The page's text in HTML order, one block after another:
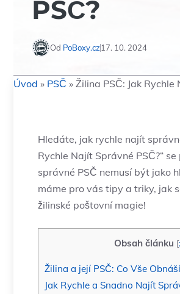
PSČ?
Od PoBoxy.cz 17. 10. 2024
Úvod » PSČ » Žilina PSČ: Jak Rychle
Hledáte, jak rychle najít
Rychle Najít Správné PSČ?“
správné PSČ nemusí být jako
máme pro vás tipy a triky, jak
žilinské poštovní magie!
Obsah článku [
Žilina a její PSČ: Co Vše
Jak Rychle a Snadno Najít